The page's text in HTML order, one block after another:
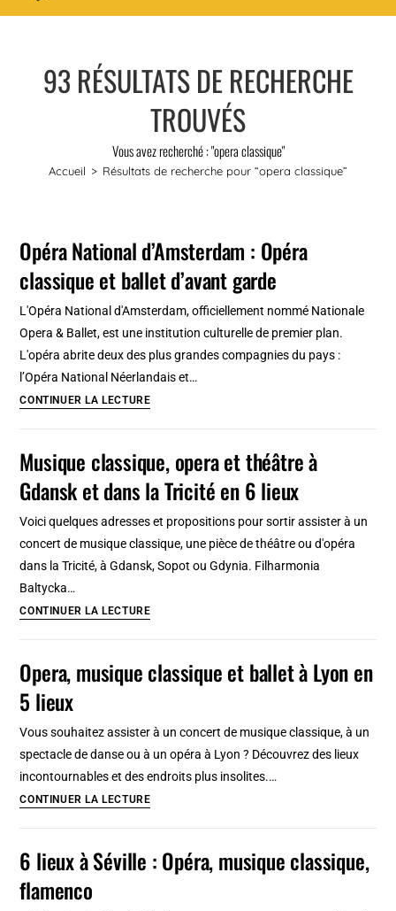
93 RÉSULTATS DE RECHERCHE
TROUVÉS
Vous avez recherché : "opera classique"
Accueil > Résultats de recherche pour “opera classique”
Opéra National d’Amsterdam : Opéra
classique et ballet d’avant garde
L'Opéra National d'Amsterdam, officiellement nommé Nationale
Opera & Ballet, est une institution culturelle de premier plan.
L'opéra abrite deux des plus grandes compagnies du pays :
l’Opéra National Néerlandais et…
CONTINUER LA LECTUREOpéra
Opéra
ballet
d’avant
Musique classique, opera et théâtre à
Gdansk et dans la Tricité en 6 lieux
Voici quelques adresses et propositions pour sortir assister à un
concert de musique classique, une pièce de théâtre ou d'opéra
dans la Tricité, à Gdansk, Sopot ou Gdynia. Filharmonia
Baltycka…
CONTINUER LA LECTUREMusique
et
la
en
Opera, musique classique et ballet à Lyon en
5 lieux
Vous souhaitez assister à un concert de musique classique, à un
spectacle de danse ou à un opéra à Lyon ? Découvrez des lieux
incontournables et des endroits plus insolites.…
CONTINUER LA LECTUREOpera,
et
6 lieux à Séville : Opéra, musique classique,
flamenco